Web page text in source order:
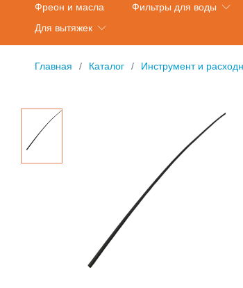
Фреон и масла
Фильтры для воды
Для вытяжек
Главная Каталог Инструмент и